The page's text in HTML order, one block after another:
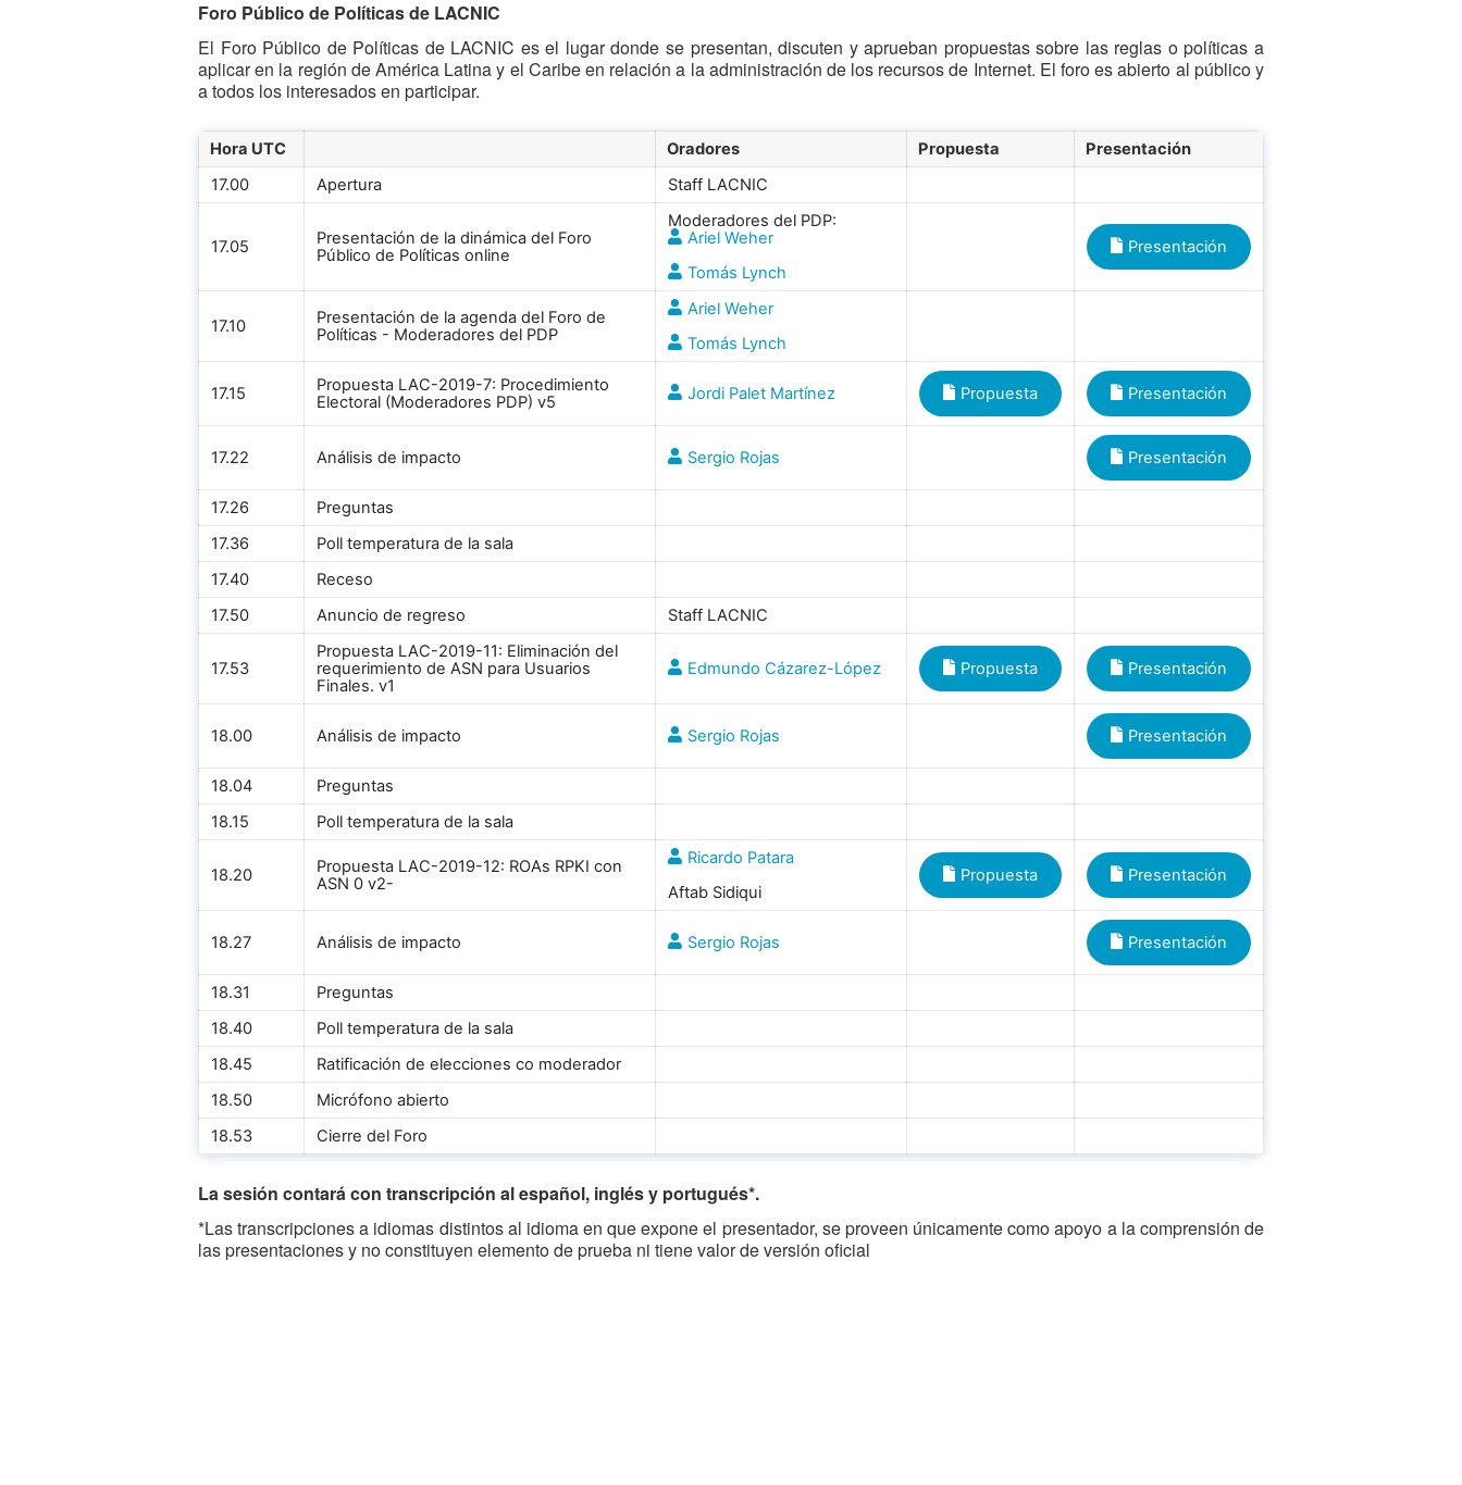
Foro Público de Políticas de LACNIC
El Foro Público de Políticas de LACNIC es el lugar donde se presentan, discuten y aprueban propuestas sobre las reglas o políticas a
aplicar en la región de América Latina y el Caribe en relación a la administración de los recursos de Internet. El foro es abierto al público y
a todos los interesados en participar.
Hora UTC Oradores Propuesta
Presentación
17.00
Apertura Staff LACNIC
17.05
Presentación de la dinámica del Foro
Público de Políticas online
Moderadores del PDP:
Ariel Weher
Tomás Lynch
Presentación
17.10
Presentación de la agenda del Foro de
Políticas - Moderadores del PDP
Ariel Weher
Tomás Lynch
17.15
Propuesta LAC-2019-7: Procedimiento
Electoral (Moderadores PDP) v5
Jordi Palet Martínez Propuesta Presentación
17.22 Análisis de impacto Sergio Rojas Presentación
17.26
Preguntas
17.36
Poll temperatura de la sala
17.40
Receso
17.50
Anuncio de regreso Staff LACNIC
17.53
Propuesta LAC-2019-11: Eliminación del
requerimiento de ASN para Usuarios
Finales. v1
Edmundo Cázarez-López Propuesta Presentación
18.00 Análisis de impacto Sergio Rojas Presentación
18.04
Preguntas
18.15
Poll temperatura de la sala
18.20
Propuesta LAC-2019-12: ROAs RPKI con
ASN 0 v2-
Ricardo Patara
Aftab Sidiqui
Propuesta Presentación
18.27 Análisis de impacto Sergio Rojas Presentación
18.31
Preguntas
18.40
Poll temperatura de la sala
18.45
Ratificación de elecciones co moderador
18.50
Micrófono abierto
18.53
Cierre del Foro
La sesión contará con transcripción al español, inglés y portugués*.
*Las transcripciones a idiomas distintos al idioma en que expone el presentador, se proveen únicamente como apoyo a la comprensión de
las presentaciones y no constituyen elemento de prueba ni tiene valor de versión oficial